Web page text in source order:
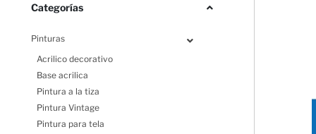
Categorías
Pinturas
Acrilico decorativo
Base acrilica
Pintura a la tiza
Pintura Vintage
Pintura para tela